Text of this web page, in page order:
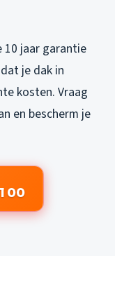
10 jaar garantie
je dak in
kosten. Vraag
en bescherm je
00